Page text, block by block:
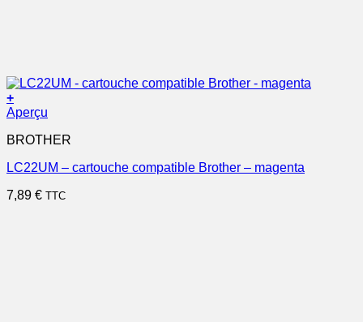
+
Aperçu
BROTHER
LC22UM – cartouche compatible Brother – magenta
7,89 € TTC